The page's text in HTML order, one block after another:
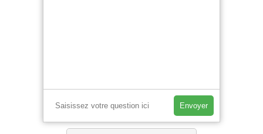
Envoyer